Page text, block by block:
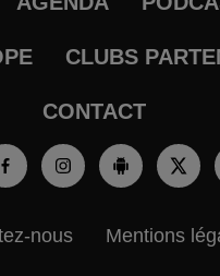
CLUBS
CONTACT
nous Mentions